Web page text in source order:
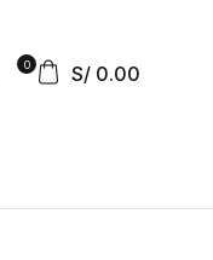
0 S/ 0.00